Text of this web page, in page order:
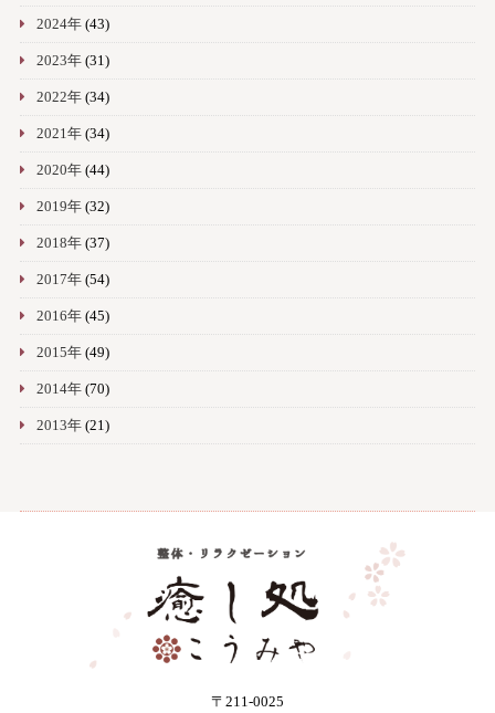
2024年(43)
2023年(31)
2022年(34)
2021年(34)
2020年(44)
2019年(32)
2018年(37)
2017年(54)
2016年(45)
2015年(49)
2014年(70)
2013年(21)
〒211-0025